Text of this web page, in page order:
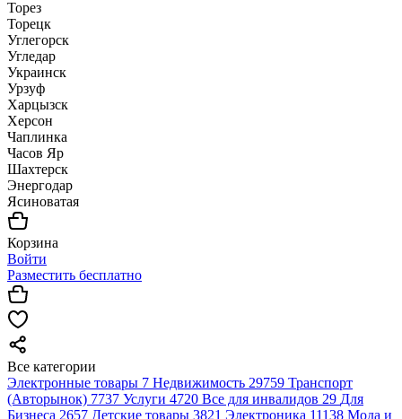
Торез
Торецк
Углегорск
Угледар
Украинск
Урзуф
Харцызск
Херсон
Чаплинка
Часов Яр
Шахтерск
Энергодар
Ясиноватая
Корзина
Войти
Разместить бесплатно
Все категории
Электронные товары 7 Недвижимость 29759 Транспорт
(Авторынок) 7737 Услуги 4720 Все для инвалидов 29 Для
Бизнеса 2657 Детские товары 3821 Электроника 11138 Мода и